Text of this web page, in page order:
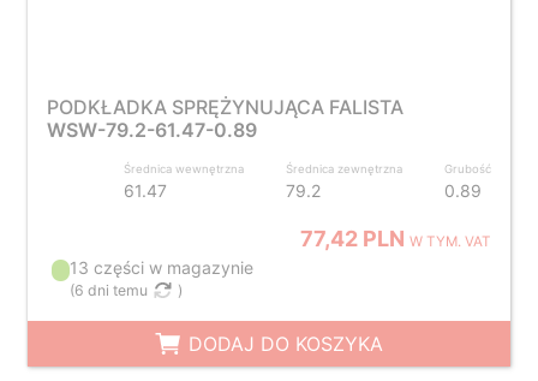
PODKŁADKA SPRĘŻYNUJĄCA FALISTA
WSW-79.2-61.47-0.89
Średnica wewnętrzna
61.47
Średnica zewnętrzna
79.2
Grubość
0.89
77,42 PLNW TYM. VAT
13 części w magazynie
(6 dni temu )
DODAJ DO KOSZYKA